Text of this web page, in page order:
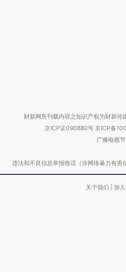
财新网所刊载内容之知识产权为财新传
京ICP证090880号 京ICP备
广播电视
违法和不良信息举报电话（涉网络暴力有
关于我们 加